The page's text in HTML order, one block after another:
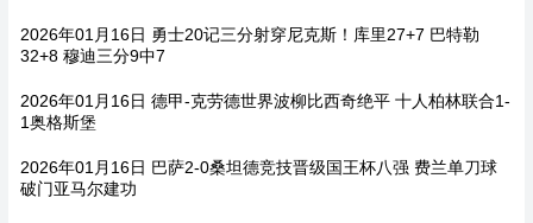
2026年01月16日 勇士20记三分射穿尼克斯！库里27+7 巴特勒
32+8 穆迪三分9中7
2026年01月16日 德甲-克劳德世界波柳比西奇绝平 十人柏林联合1-
1奥格斯堡
2026年01月16日 巴萨2-0桑坦德竞技晋级国王杯八强 费兰单刀球
破门亚马尔建功